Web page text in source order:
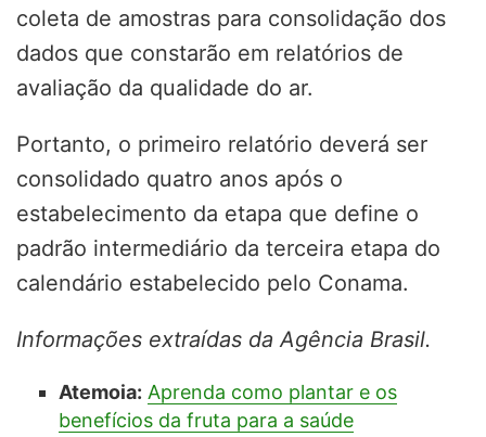
coleta de amostras para consolidação dos
dados que constarão em relatórios de
avaliação da qualidade do ar.
Portanto, o primeiro relatório deverá ser
consolidado quatro anos após o
estabelecimento da etapa que define o
padrão intermediário da terceira etapa do
calendário estabelecido pelo Conama.
Informações extraídas da Agência Brasil.
Atemoia: Aprenda como plantar e os
benefícios da fruta para a saúde